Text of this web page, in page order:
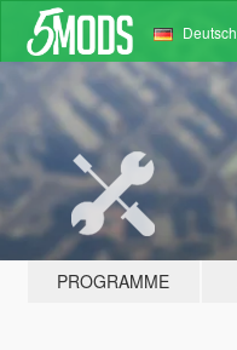
Deutsch
PROGRAMME